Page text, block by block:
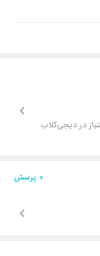
دیدگاه بر روی کالاهای خریداری شده ۵ امتیاز در دیجی‌کلاب
0 پرسش‌